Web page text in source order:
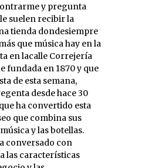
y pregunta
suelen recibir la
tienda dondesiempre
que música hay en la
en lacalle Correjería
fundada en 1870 y que
de esta semana,
desde hace 30
ha convertido esta
que combina sus
y las botellas.
conversado con
las características